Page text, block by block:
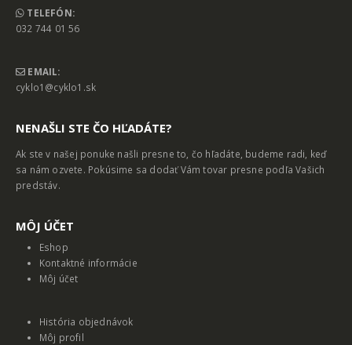
TELEFÓN:
032 744 01 56
EMAIL:
cyklo1@cyklo1.sk
NENAŠLI STE ČO HĽADÁTE?
Ak ste v našej ponuke našli presne to, čo hľadáte, budeme radi, keď
sa nám ozvete. Pokúsime sa dodať Vám tovar presne podľa Vašich
predstáv.
MȎJ ÚČET
Eshop
Kontaktné informácie
Môj účet
História objednávok
Môj profil